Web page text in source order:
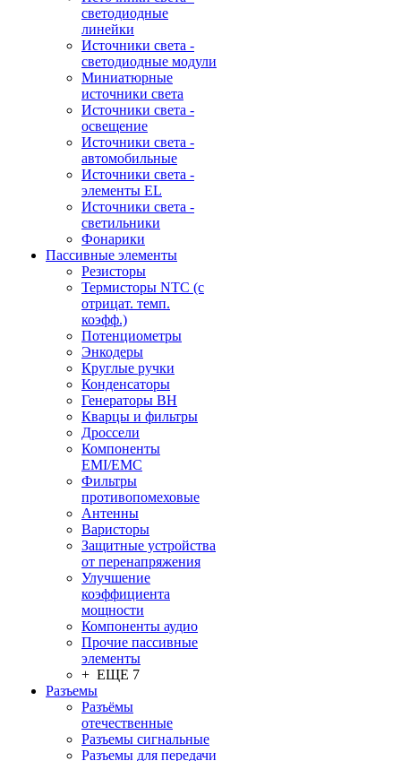
светодиодные
линейки
Источники света -
светодиодные модули
Миниатюрные
источники света
Источники света -
освещение
Источники света -
автомобильные
Источники света -
элементы EL
Источники света -
светильники
Фонарики
Пассивные элементы
Резисторы
Термисторы NTC (с
отрицат. темп.
коэфф.)
Потенциометры
Энкодеры
Круглые ручки
Конденсаторы
Генераторы ВН
Кварцы и фильтры
Дроссели
Компоненты
EMI/EMC
Фильтры
противопомеховые
Антенны
Варисторы
Защитные устройства
от перенапряжения
Улучшение
коэффициента
мощности
Компоненты аудио
Прочие пассивные
элементы
+ ЕЩЕ 7
Разъeмы
Разъёмы
отечественные
Разъeмы сигнальные
Разъeмы для передачи